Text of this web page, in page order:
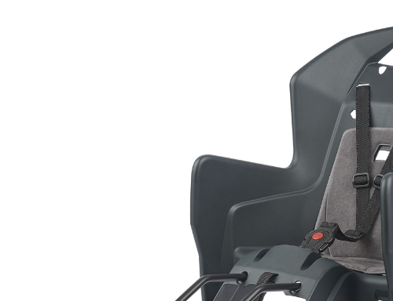
Pulsa enter para buscar o ESC para cerrar